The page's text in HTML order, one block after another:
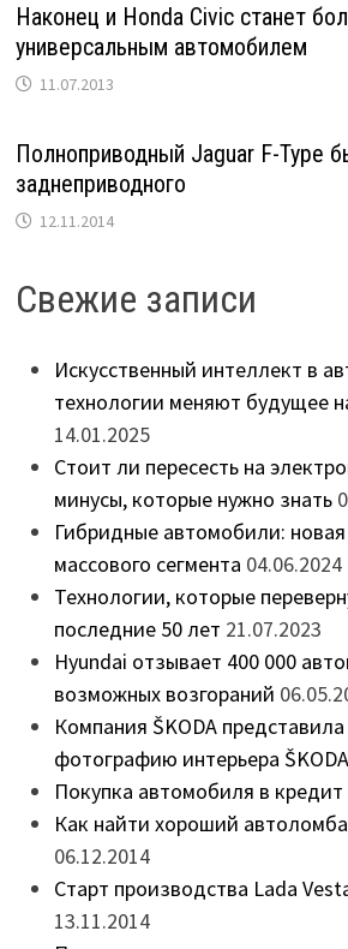
Наконец и Honda Civic станет
универсальным автомобилем
11.07.2013
Полноприводный Jaguar F-Type
заднеприводного
12.11.2014
Свежие записи
Искусственный интеллект в
технологии меняют будущее
14.01.2025
Стоит ли пересесть на
минусы, которые нужно знать
Гибридные автомобили:
массового сегмента 04.06.2024
Технологии, которые
последние 50 лет 21.07.2023
Hyundai отзывает 400 000
возможных возгораний
Компания ŠKODA
фотографию интерьера
Покупка автомобиля в кредит
Как найти хороший
06.12.2014
Старт производства Lada
13.11.2014